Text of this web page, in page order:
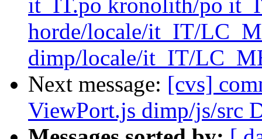
it_IT.po kronolith/po
horde/locale/it_IT/
dimp/locale/it_IT/
Next message: [cvs]
ViewPort.js dimp/js/src